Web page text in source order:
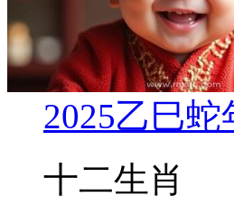
2025乙巳
十二生肖